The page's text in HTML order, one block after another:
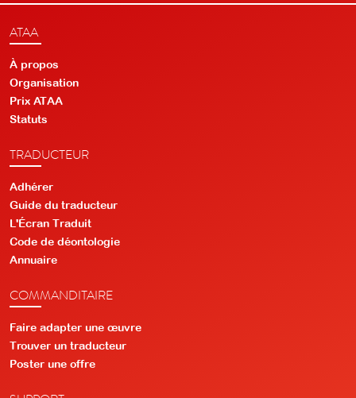
ATAA
À propos
Organisation
Prix ATAA
Statuts
TRADUCTEUR
Adhérer
Guide du traducteur
L'Écran Traduit
Code de déontologie
Annuaire
COMMANDITAIRE
Faire adapter une œuvre
Trouver un traducteur
Poster une offre